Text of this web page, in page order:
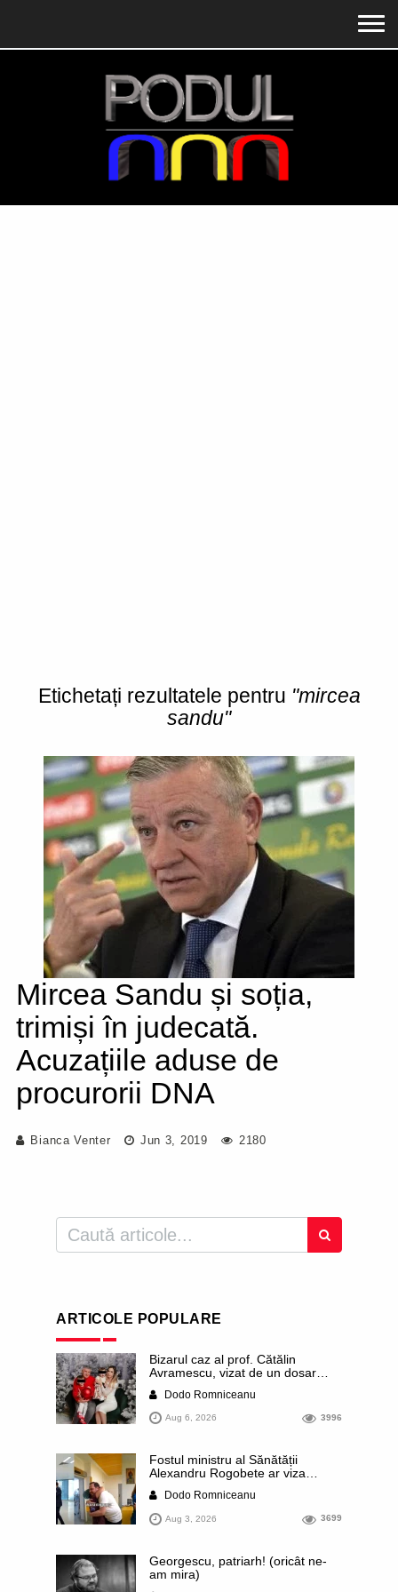
Etichetați rezultatele pentru "mircea
sandu"
Mircea Sandu și soția,
trimiși în judecată.
Acuzațiile aduse de
procurorii DNA
Bianca Venter Jun 3, 2019 2180
ARTICOLE POPULARE
Bizarul caz al prof. Cătălin
Avramescu, vizat de un dosar
infantilă”. Miroase a execuție
stalinistă. Cea mai imundă parte a
presei publică inclusiv documente
dezvăluite date ultra-personale
ale profesorului, inclusiv
diagnostice și tratamente
Dodo Romniceanu
Aug 6, 2026 3996
Fostul ministru al Sănătății
Alexandru Rogobete ar viza
funcția lui Dominic Fritz de primar
al orașului Timișoara. Pesedistul
publică imagini demne de Coreea
de Nord cu femei din Timișoara
Dodo Romniceanu
Aug 3, 2026 3699
Georgescu, patriarh! (oricât ne-
am mira)